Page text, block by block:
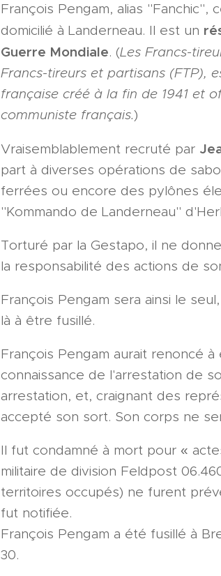
François Pengam, alias
domicilié à Landerneau. Il est un
Guerre Mondiale. (Les Francs-
Francs-tireurs et partisans (FTP),
française créé à la fin de 1941 et
communiste français.)
Vraisemblablement recruté par
part à diverses opérations de
ferrées ou encore des pylônes
"Kommando de Landerneau"
Torturé par la Gestapo, il ne
la responsabilité des actions de
François Pengam sera ainsi le
là à être fusillé.
François Pengam aurait renoncé
connaissance de l'arrestation de
arrestation, et, craignant des
accepté son sort. Son corps ne
Il fut condamné à mort pour «
militaire de division Feldpost
territoires occupés) ne furent
fut notifiée.
François Pengam a été fusillé à
30.